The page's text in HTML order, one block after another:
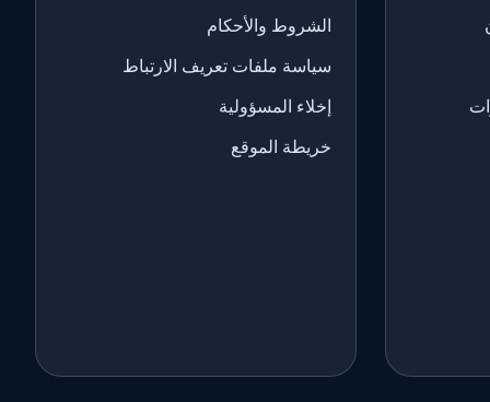
الشروط والأحكام
سياسة ملفات تعريف الارتباط
إخلاء المسؤولية
خريطة الموقع